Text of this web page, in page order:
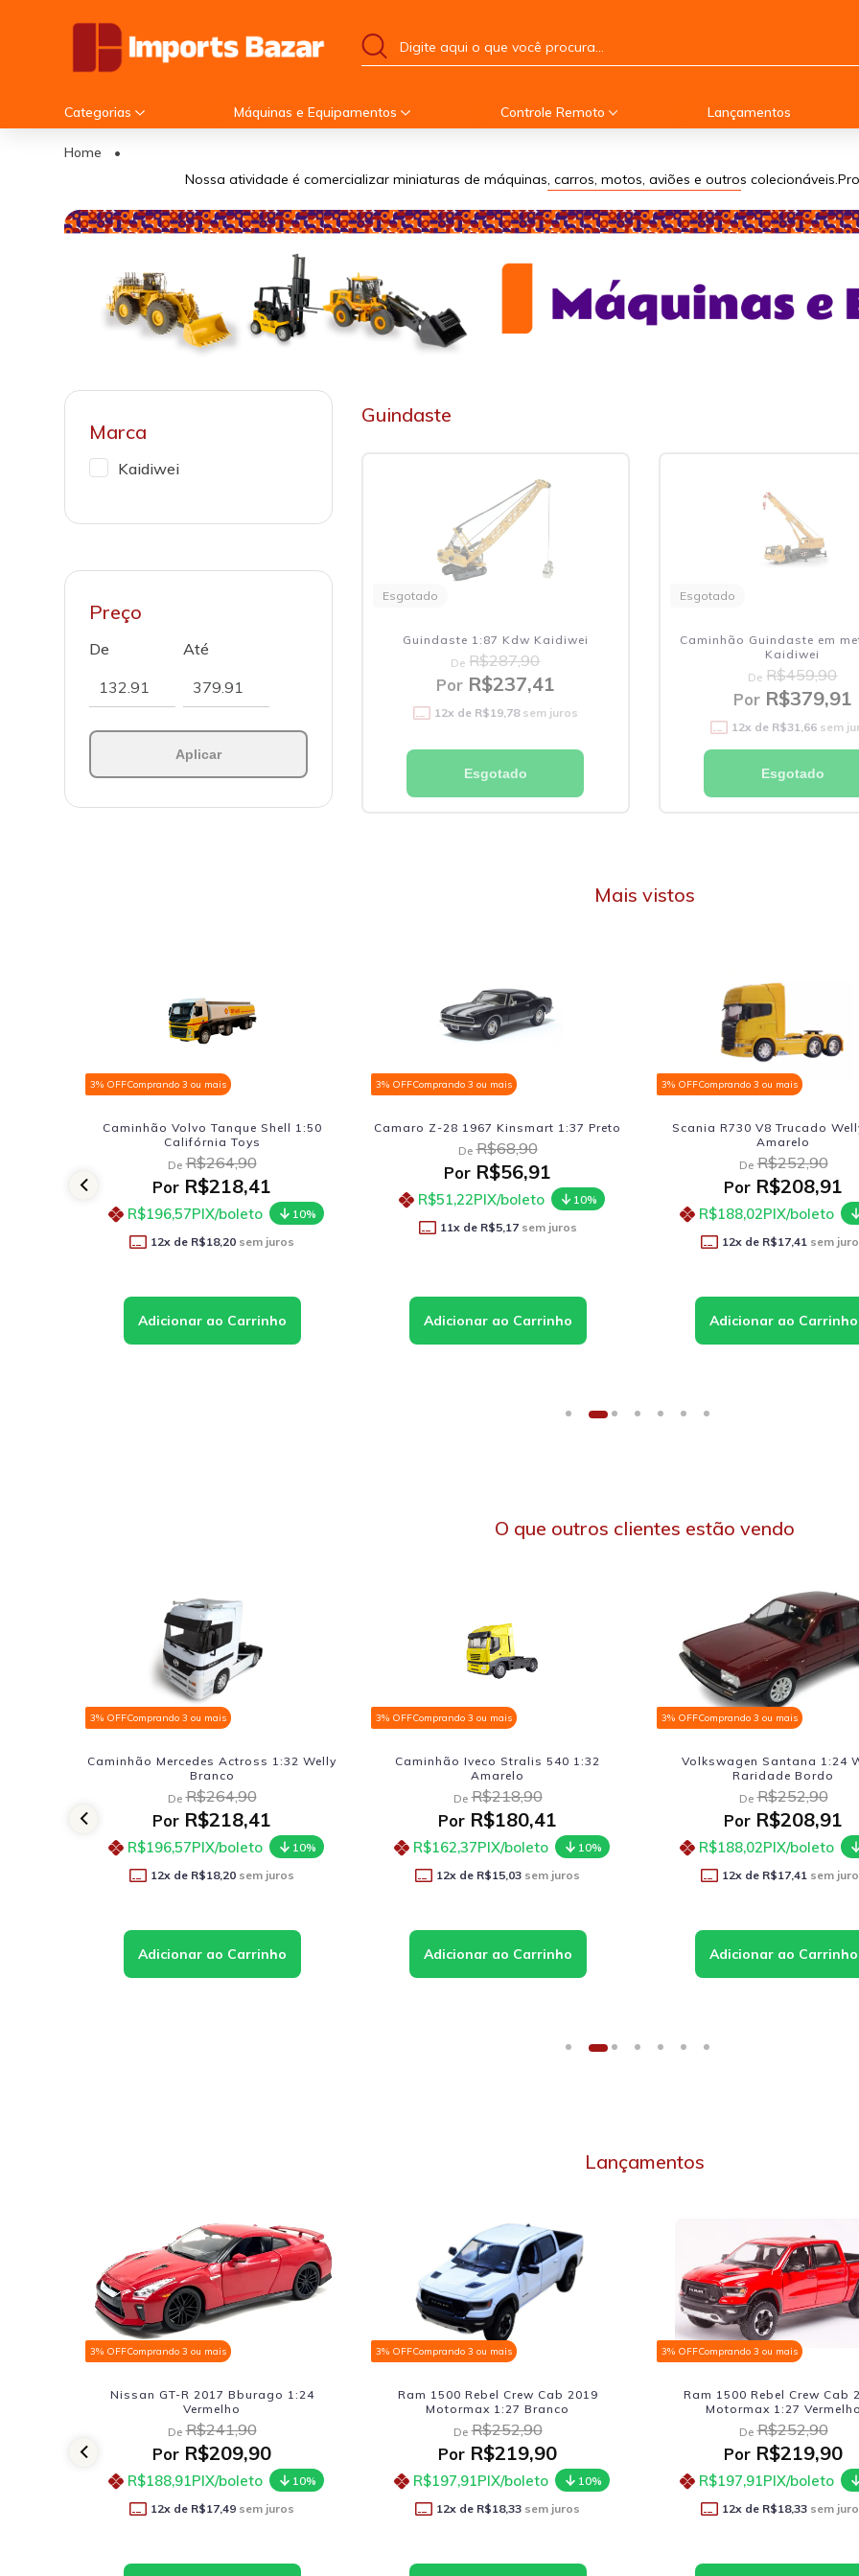
Categorias Máquinas e Equipamentos Controle Remoto Lançamentos
Home
•
Nossa atividade é comercializar miniaturas de máquinas, carros, motos, aviões e outros
Marca
Kaidiwei
Preço
De Até
Aplicar
Guindaste
Esgotado
Guindaste 1:87 Kdw Kaidiwei
De R$287,90
PorR$237,41
12x de R$19,78sem juros
Esgotado
Esgotado
Caminhão Guindaste em
Kaidiwei
De R$459,90
PorR$379,91
12x de R$31,66sem
Esgotado
Mais vistos
3% OFFComprando 3 ou mais
Camaro Z-28 1967 Kinsmart 1:37 Preto
De R$68,90
Por R$56,91
R$51,22 PIX/boleto
10%
sem juros
3% OFFComprando 3 ou mais
Scania R730 V8 Trucado Welly 1:32
Amarelo
R$252,90
R$208,91
10%
3% OFFComprando 3 ou mais
Caminhão Iveco Stralis 540
Amarelo
De R$218,90
Por R$180,41
R$162,37PIX/boleto
12x de R$15,03 sem
O que outros clientes estão vendo
3% OFFComprando 3 ou mais
Caminhão Mercedes Actross 1:32 Welly
Branco
De R$264,90
Por R$218,41
R$196,57PIX/boleto
10%
12x de R$18,20 sem juros
3% OFFComprando 3 ou mais
Caminhão Iveco Stralis 540 1:32
Amarelo
De R$218,90
Por R$180,41
R$162,37PIX/boleto
10%
12x de R$15,03 sem juros
3% OFFComprando 3 ou mais
Volkswagen Santana 1:24
Raridade Bordo
De R$252,90
Por R$208,91
R$188,02PIX/boleto
12x de R$17,41 sem
Lançamentos
3% OFFComprando 3 ou mais
Ram 1500 Rebel Crew Cab 2019
Motormax 1:27 Branco
De R$252,90
PorR$219,90
R$197,91PIX/boleto
10%
12x de R$18,33sem juros
3% OFFComprando 3 ou mais
Ram 1500 Rebel Crew Cab 2019
Motormax 1:27 Vermelho
De R$252,90
PorR$219,90
R$197,91PIX/boleto
10%
12x de R$18,33sem juros
3% OFFComprando 3 ou mais
Jeep Willys Pickup 1947
Verde
De R$206,90
PorR$179,90
R$161,91PIX/boleto
12x de R$14,99sem